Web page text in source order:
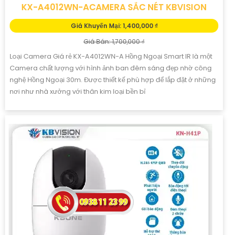
KX-A4012WN-ACAMERA SẮC NÉT KBVISION
Giá Khuyến Mại: 1,400,000 ₫
Giá Bán: 1,700,000 ₫
Loại Camera Giá rẻ KX-A4012WN-A Hồng Ngoại Smart IR là một
Camera chất lượng với hình ảnh ban đêm sáng đẹp nhờ công
nghệ Hồng Ngoại 30m. Được thiết kế phù hợp để lắp đặt ở những
nơi như nhà xưởng với thân kim loại bền bỉ